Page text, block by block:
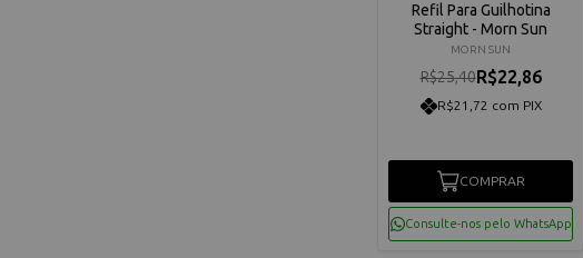
Refil Para Guilhotina
Straight - Morn Sun
MORN SUN
R$25,40R$22,86
R$21,72 com PIX
COMPRAR
Consulte-nos pelo WhatsApp